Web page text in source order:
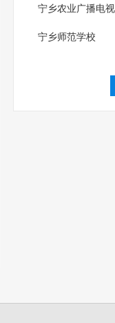
宁乡农业广播电
宁乡师范学校